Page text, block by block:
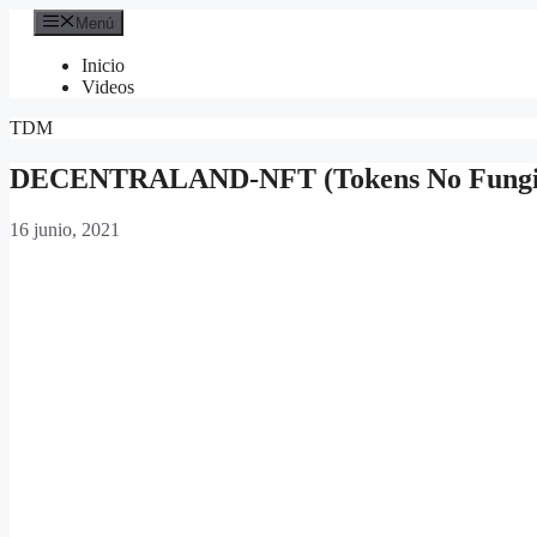
Saltar
contenido
Menú
Inicio
Videos
TDM
DECENTRALAND-NFT (Tokens No
16 junio, 2021